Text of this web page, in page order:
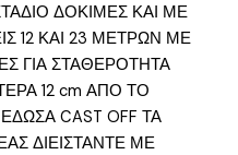
ΔΟΚΙΜΕΣ ΚΑΙ ΜΕ
12 ΚΑΙ 23 ΜΕΤΡΩΝ ΜΕ
ΓΙΑ ΣΤΑΘΕΡΟΤΗΤΑ
12 cm ΑΠΟ ΤΟ
CAST OFF ΤΑ
ΔΙΕΙΣΤΑΝΤΕ ΜΕ